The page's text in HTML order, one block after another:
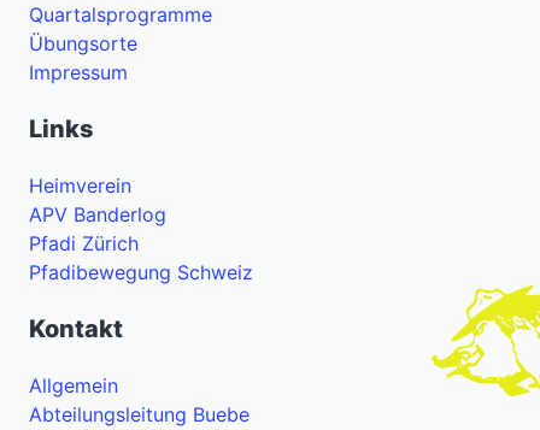
Quartalsprogramme
Übungsorte
Impressum
Links
Heimverein
APV Banderlog
Pfadi Zürich
Pfadibewegung Schweiz
Kontakt
Allgemein
Abteilungsleitung Buebe